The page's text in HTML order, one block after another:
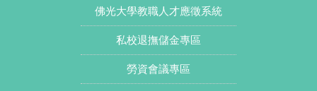
佛光大學教職人才應徵系統
私校退撫儲金專區
勞資會議專區